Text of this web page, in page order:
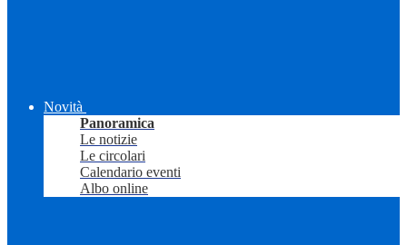
Novità
Panoramica
Le notizie
Le circolari
Calendario eventi
Albo online